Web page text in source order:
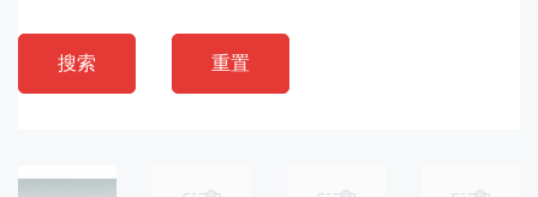
搜索 重置